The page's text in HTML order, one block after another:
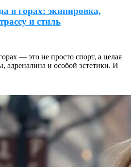
в горах: экипировка,
и стиль
— это не просто спорт, а целая
адреналина и особой эстетики. И